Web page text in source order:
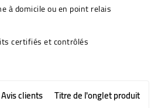
à domicile ou en point relais
certifiés et contrôlés
Avis clients Titre de l'onglet produit